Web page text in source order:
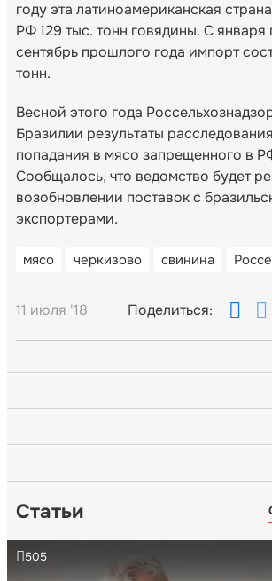
году эта латиноамериканская
РФ 129 тыс. тонн говядины. С января
сентябрь прошлого года импорт
тонн.
Весной этого года
Бразилии результаты
попадания в мясо запрещенного в
Сообщалось, что ведомство будет
возобновлении поставок с
экспортерами.
мясо черкизово свинина
11 июля '18 Поделиться:
Статьи
505